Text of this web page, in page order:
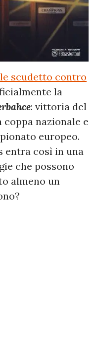
scudetto contro
la
: vittoria del
nazionale e
europeo.
entra così in una
che possono
almeno un